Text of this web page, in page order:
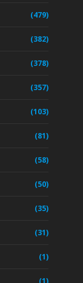
(479)
(382)
(378)
(357)
(103)
(81)
(58)
(50)
(35)
(31)
(1)